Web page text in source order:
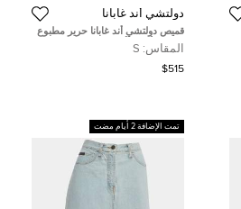
دولتشي أند غابانا
قميص دولتشي أند غابانا حرير مطبوع
متعدد الألوان بأكمام قصيرة مقاس
صغير
المقاس: S
$515
تمت الإضافة 2 أيام مضت